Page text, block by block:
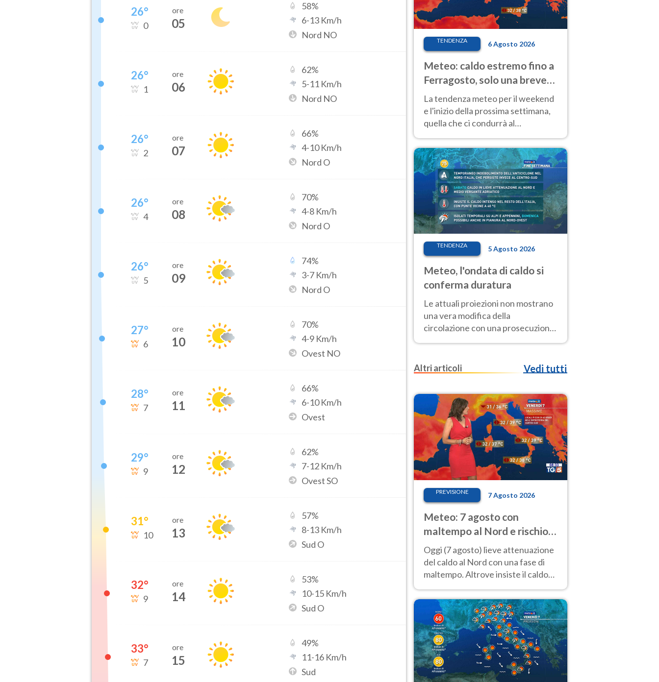
26°
0
ore
05
58%
6-13 Km/h
Nord NO
26°
1
ore
06
62%
5-11 Km/h
Nord NO
26°
2
ore
07
66%
4-10Km/h
Nord O
26°
4
ore
08
70%
4-8 Km/h
Nord O
26°
5
ore
09
74%
3-7 Km/h
Nord O
27°
6
ore
10
70%
4-9 Km/h
Ovest NO
28°
7
ore
11
66%
6-10Km/h
Ovest
29°
9
ore
12
62%
7-12 Km/h
Ovest SO
31°
10
ore
13
57%
8-13 Km/h
Sud O
32°
9
ore
14
53%
10-15 Km/h
Sud O
33°
7
ore
15
49%
11-16 Km/h
Sud
TENDENZA 6 Agosto 2026
Meteo: caldo estremo fino a
Ferragosto, solo una breve
pausa. Ecco dove
La tendenza meteo per il weekend
e l'inizio della prossima settimana,
quella che ci condurrà al
temperature molto elevate
TENDENZA 5 Agosto 2026
Meteo, l'ondata di caldo si
conferma duratura
Le attuali proiezioni non mostrano
una vera modifica della
circolazione con una prosecuzione
del caldo fuori scala per molti
Ferragosto
Altri articoli Vedi tutti
PREVISIONE 7 Agosto 2026
Meteo: 7 agosto con
maltempo al Nord e rischio
nubifragi. Altrove caldo
estremo
Oggi (7 agosto) lieve attenuazione
del caldo al Nord con una fase di
maltempo. Altrove insiste il caldo
previsioni